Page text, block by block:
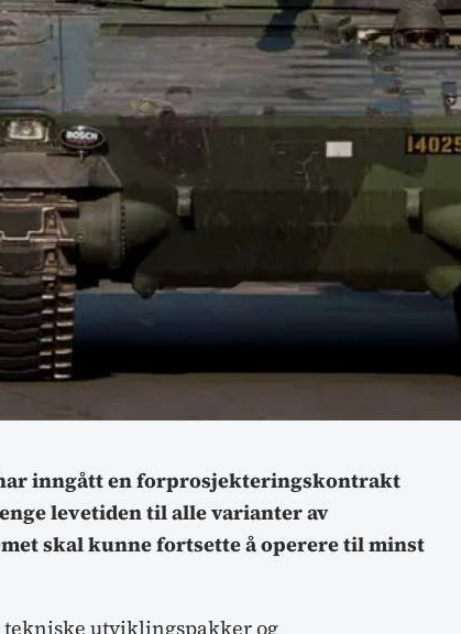
inngått en forprosjekteringskontrakt
levetiden til alle varianter av
skal kunne fortsette å operere til minst
utviklingspakker og